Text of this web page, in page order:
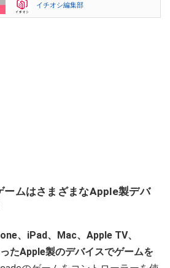
イチオシ編集部
ムはさまざまなApple製デバ
、iPad、Mac、Apple TV、
たApple製のデバイスでゲームを